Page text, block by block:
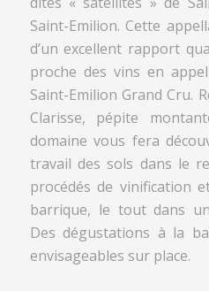
Saint-Emilion. Cette
d’un excellent rapport
proche des vins en
Saint-Emilion Grand Cru.
Clarisse, pépite
domaine vous fera
travail des sols dans le
procédés de vinification
barrique, le tout dans
Des dégustations à la
envisageables sur place.